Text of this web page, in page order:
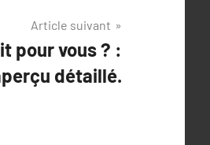
Article suivant
pour vous ? :
détaillé.